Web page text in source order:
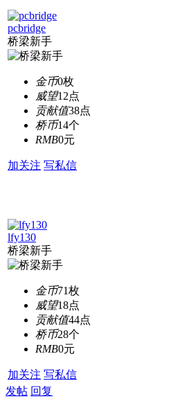
pcbridge
桥梁新手
金币0枚
威望12点
贡献值38点
桥币14个
RMB0元
加关注 写私信
lfy130
桥梁新手
金币71枚
威望18点
贡献值44点
桥币28个
RMB0元
加关注 写私信
发帖 回复